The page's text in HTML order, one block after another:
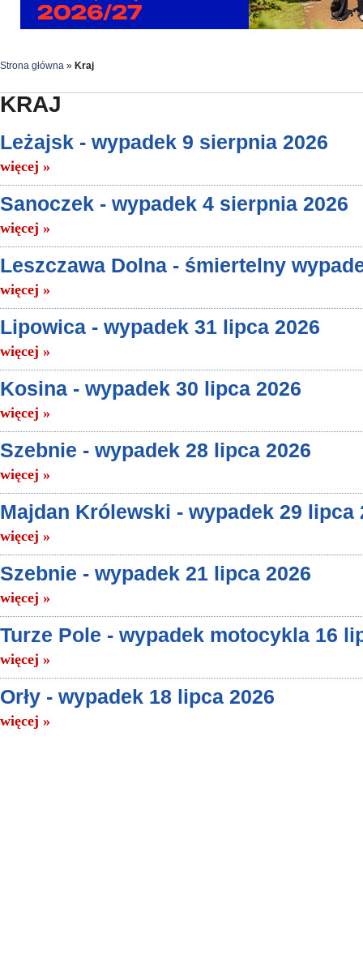
Strona główna » Kraj
KRAJ
Leżajsk - wypadek 9 sierpnia 2026
więcej »
Sanoczek - wypadek 4 sierpnia 2026
więcej »
Leszczawa Dolna - śmiertelny
więcej »
Lipowica - wypadek 31 lipca 2026
więcej »
Kosina - wypadek 30 lipca 2026
więcej »
Szebnie - wypadek 28 lipca 2026
więcej »
Majdan Królewski - wypadek 29 lipca
więcej »
Szebnie - wypadek 21 lipca 2026
więcej »
Turze Pole - wypadek motocykla 16
więcej »
Orły - wypadek 18 lipca 2026
więcej »